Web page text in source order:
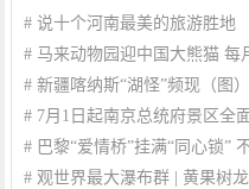
# 说十个河南最美的旅游胜地
# 马来动物园迎中国大熊猫 每
# 新疆喀纳斯“湖怪”频现（图）
# 7月1日起南京总统府景区全
# 巴黎“爱情桥”挂满“同心锁”
# 观世界最大瀑布群 | 黄果树